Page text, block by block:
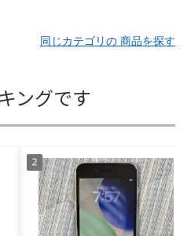
同じカテゴリの 商品を探す
ングです